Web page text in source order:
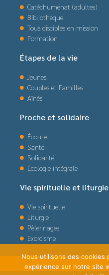
Catéchuménat (adultes)
Bibliothèque
Tous disciples en mission
Formation
Étapes de la vie
Jeunes
Couples et Familles
Aînés
Proche et solidaire
Écoute
Santé
Solidarité
Écologie intégrale
Vie spirituelle et liturgie
Vie spirituelle
Liturgie
Pèlerinages
Exorcisme
Nous utilisons des cookies
expérience sur notre site